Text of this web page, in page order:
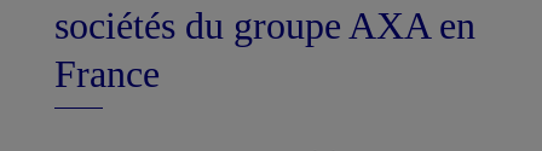
sociétés du groupe AXA en
France